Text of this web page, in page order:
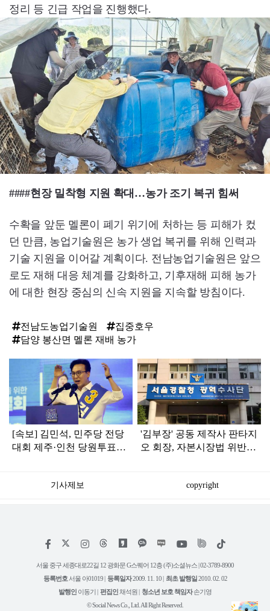
정리 등 긴급 작업을 진행했다.
####현장 밀착형 지원 확대…농가 조기 복귀 힘써
수확을 앞둔 멜론이 폐기 위기에 처하는 등 피해가 컸
던 만큼, 농업기술원은 농가 생업 복귀를 위해 인력과
기술 지원을 이어갈 계획이다. 전남농업기술원은 앞으
로도 재해 대응 체계를 강화하고, 기후재해 피해 농가
에 대한 현장 중심의 신속 지원을 지속할 방침이다.
전남도농업기술원
집중호우
담양 봉산면 멜론 재배 농가
인
[속보] 김민석, 민주당 전당
대회 제주·인천 당원투표서
'김부장' 공동 제작사 판타지
오 회장, 자본시장법 위반
기사제보 copyright
페
스
인
타
램
위
트
유
튜
틱
서울 중구 세종대로22길 12 광화문 G스퀘어 12층 (주)소셜뉴스 | 02-3789-8900
등록번호 서울 아01019 | 등록일자2009. 11. 10 | 최초 발행일2010. 02. 02
발행인 이동기 | 편집인채석원 | 청소년 보호 책임자손기영
© Social News Co., Ltd. All Right Reserved.